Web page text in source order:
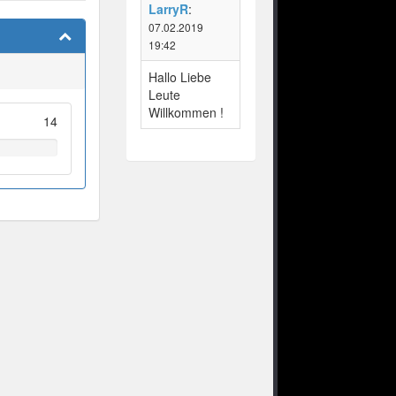
14
LarryR:
07.02.2019
19:42
Hallo Liebe
Leute
Willkommen !